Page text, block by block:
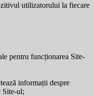
utilizatorului la fiecare
pentru funcționarea Site-
informații despre
Site-ul;